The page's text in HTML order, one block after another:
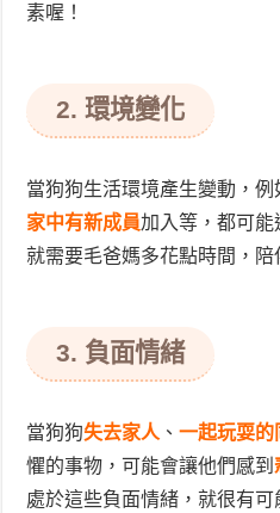
素喔！
2. 環境變化
當狗狗生活環境產生變動，例
家中有新成員加入等，都可
就需要毛爸媽多花點時間，陪
3. 負面情緒
當狗狗失去家人、一起玩耍的
懼的事物，可能會讓他們感到
處於這些負面情緒，就很有